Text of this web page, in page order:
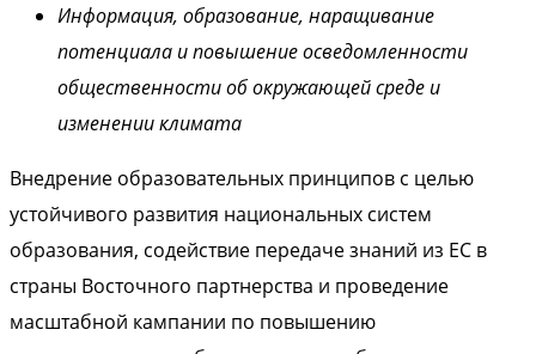
Информация, образование, наращивание
потенциала и повышение осведомленности
общественности об окружающей среде и
изменении климата
Внедрение образовательных принципов с целью
устойчивого развития национальных систем
образования, содействие передаче знаний из ЕС в
страны Восточного партнерства и проведение
масштабной кампании по повышению